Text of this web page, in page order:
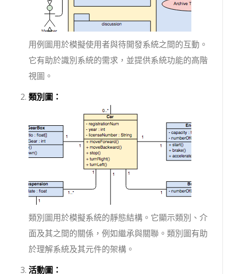
用例圖用於模擬使用者與待開發系統之間的互動。
它有助於識別系統的需求，並提供系統功能的高階
視圖。
類別圖：
類別圖用於模擬系統的靜態結構。它顯示類別、介
面及其之間的關係，例如繼承與關聯。類別圖有助
於理解系統及其元件的架構。
活動圖：